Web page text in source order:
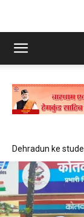
Dehradun ke